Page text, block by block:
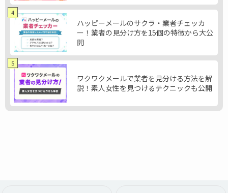
ハッピーメールのサクラ・業者チェッカ
ー！業者の見分け方を15個の特徴から大公
開
4
ワクワクメールで業者を見分ける方法を解
説！素人女性を見つけるテクニックも公開
5